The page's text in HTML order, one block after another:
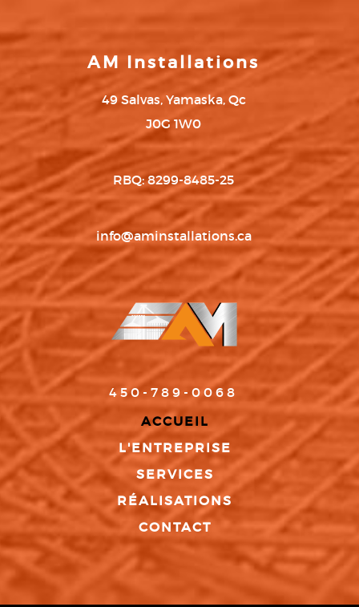
AM Installations
49 Salvas, Yamaska, Qc
J0G 1W0
RBQ: 8299-8485-25
info@aminstallations.ca
450-789-0068
ACCUEIL
L'ENTREPRISE
SERVICES
RÉALISATIONS
CONTACT